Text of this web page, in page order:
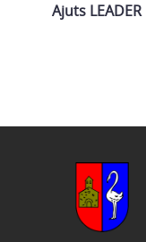
Ajuts LEADER